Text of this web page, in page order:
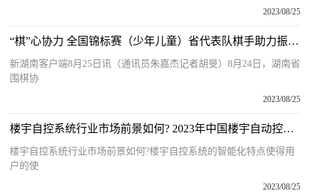
2023/08/25
“棋”心协力 全国锦标赛（少年儿童）省代表队棋手助力振兴乡村
新湖南客户端8月25日讯（通讯员朱嘉杰记者胡旻）8月24日，湖南省
围棋协
2023/08/25
楼宇自控系统行业市场前景如何? 2023年中国楼宇自动控制系统行业市场发展分析
楼宇自控系统行业市场前景如何?楼宇自控系统的智能化特点使得用
户的使
2023/08/25